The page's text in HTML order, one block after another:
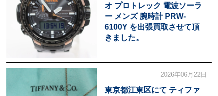
オ プロトレック 電波ソーラ
ー メンズ 腕時計 PRW-
6100Y を出張買取させて頂
きました。
2026年06月22日
東京都江東区にて ティファ